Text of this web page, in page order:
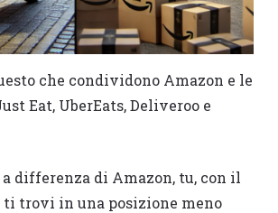
che condividono Amazon e le
Eat, UberEats, Deliveroo e
differenza di Amazon, tu, con il
ti trovi in una posizione meno